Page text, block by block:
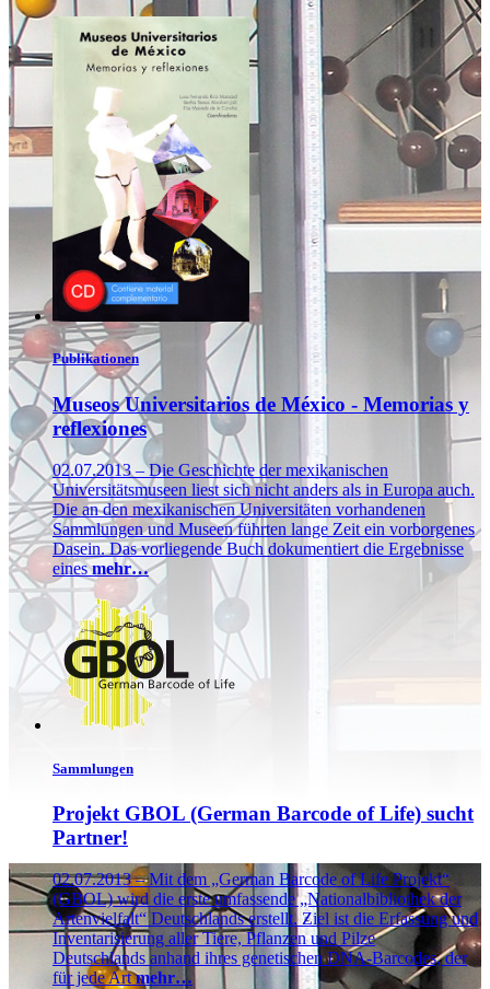
Publikationen
Museos Universitarios de México - Memorias y
reflexiones
02.07.2013 – Die Geschichte der mexikanischen
Universitätsmuseen liest sich nicht anders als in Europa auch.
Die an den mexikanischen Universitäten vorhandenen
Sammlungen und Museen führten lange Zeit ein vorborgenes
Dasein. Das vorliegende Buch dokumentiert die Ergebnisse
einesmehr…
Sammlungen
Projekt GBOL (German Barcode of Life) sucht
Partner!
02.07.2013 – Mit dem „German Barcode of Life Projekt“
(GBOL) wird die erste umfassende „Nationalbibliothek der
Artenvielfalt“ Deutschlands erstellt. Ziel ist die Erfassung und
Inventarisierung aller Tiere, Pflanzen und Pilze
Deutschlands anhand ihres genetischen DNA-Barcodes, der
für jede Artmehr…